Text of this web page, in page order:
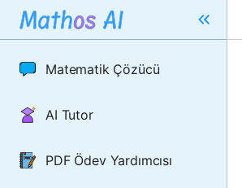
Matematik Çözücü
AI Tutor
PDF Ödev Yardımcısı